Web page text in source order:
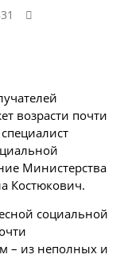
возрасти почти
Министерства
Костюкович.
социальной
– из неполных и